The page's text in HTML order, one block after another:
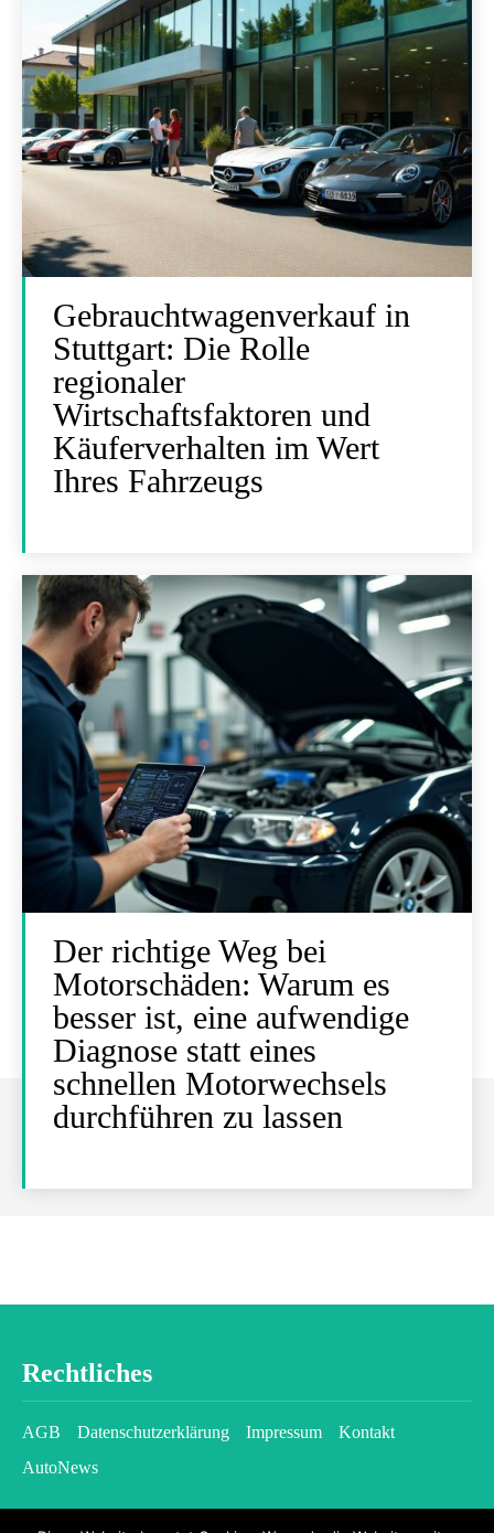
Gebrauchtwagenverkauf in
Stuttgart: Die Rolle
regionaler
Wirtschaftsfaktoren und
Käuferverhalten im Wert
Ihres Fahrzeugs
Der richtige Weg bei
Motorschäden: Warum es
besser ist, eine aufwendige
Diagnose statt eines
schnellen Motorwechsels
durchführen zu lassen
Rechtliches
AGB Datenschutzerklärung Impressum
Kontakt
AutoNews